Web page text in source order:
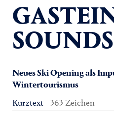
Neues Ski Opening als
Wintertourismus
Kurztext
363 Zeichen